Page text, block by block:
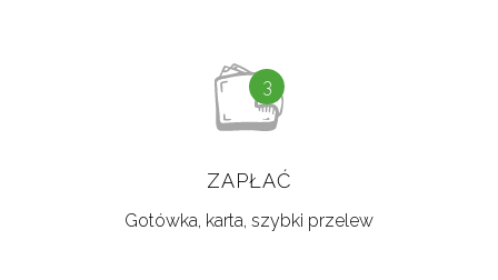
3
ZAPŁAĆ
Gotówka, karta, szybki przelew